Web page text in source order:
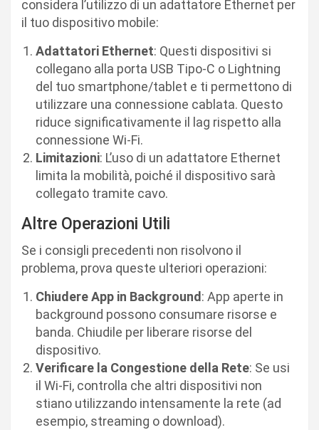
considera l’utilizzo di un adattatore Ethernet per
il tuo dispositivo mobile:
Adattatori Ethernet: Questi dispositivi si
collegano alla porta USB Tipo-C o Lightning
del tuo smartphone/tablet e ti permettono di
utilizzare una connessione cablata. Questo
riduce significativamente il lag rispetto alla
connessione Wi-Fi.
Limitazioni: L’uso di un adattatore Ethernet
limita la mobilità, poiché il dispositivo sarà
collegato tramite cavo.
Altre Operazioni Utili
Se i consigli precedenti non risolvono il
problema, prova queste ulteriori operazioni:
Chiudere App in Background: App aperte in
background possono consumare risorse e
banda. Chiudile per liberare risorse del
dispositivo.
Verificare la Congestione della Rete: Se usi
il Wi-Fi, controlla che altri dispositivi non
stiano utilizzando intensamente la rete (ad
esempio, streaming o download).